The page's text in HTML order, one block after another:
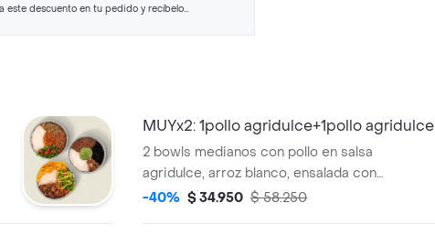
este descuento en tu pedido y recíbelo
MUYx2: 1pollo agridulce+1pollo agridulce
2 bowls medianos con pollo en salsa
agridulce, arroz blanco, ensalada con
lechuga y tomate, maíz, salsa MUY y
-40% $ 34.950 $ 58.250